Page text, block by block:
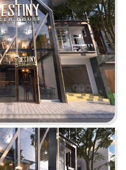
ÁN
SHOWROOM
TIN
TỨC
LIÊN
HỆ
"NHẬU CÓ CHẤT"
trên văn hóa vỉa hè độc
của đường phố, mang đến
trưng cho thực khách
Chi tiết